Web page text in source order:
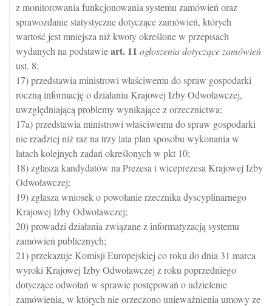
z monitorowania funkcjonowania systemu zamówień oraz
sprawozdanie statystyczne dotyczące zamówień, których
wartość jest mniejsza niż kwoty określone w przepisach
wydanych na podstawieart. 11 ogłoszenia dotyczące zamówień
ust. 8;
17) przedstawia ministrowi właściwemu do spraw gospodarki
roczną informację o działaniu Krajowej Izby Odwoławczej,
uwzględniającą problemy wynikające z orzecznictwa;
17a) przedstawia ministrowi właściwemu do spraw gospodarki
nie rzadziej niż raz na trzy lata plan sposobu wykonania w
latach kolejnych zadań określonych w pkt 10;
18) zgłasza kandydatów na Prezesa i wiceprezesa Krajowej Izby
Odwoławczej;
19) zgłasza wniosek o powołanie rzecznika dyscyplinarnego
Krajowej Izby Odwoławczej;
20) prowadzi działania związane z informatyzacją systemu
zamówień publicznych;
21) przekazuje Komisji Europejskiej co roku do dnia 31 marca
wyroki Krajowej Izby Odwoławczej z roku poprzedniego
dotyczące odwołań w sprawie postępowań o udzielenie
zamówienia, w których nie orzeczono unieważnienia umowy ze